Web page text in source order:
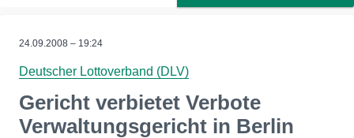
24.09.2008 – 19:24
Deutscher Lottoverband (DLV)
Gericht verbietet Verbote
Verwaltungsgericht in Berlin